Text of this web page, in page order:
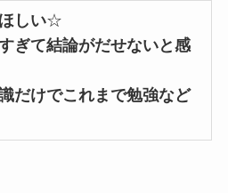
しい☆
ぎて結論がだせないと感
だけでこれまで勉強など